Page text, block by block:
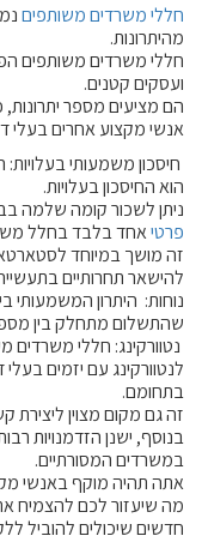
חללי משרדים משותפים
מהיתרונות.
חללי משרדים משותפים
ועסקים קטנים.
הם מציעים מספר יתרונות,
אנשי מקצוע אחרים בעלי
חיסכון משמעותי
הוא החיסכון בעלויות.
ניתן לשכור קומה שלמה
פרטיאחד בלבד בחלל
זה מושך במיוחד
להישאר תחרותיים
נוחות: היתרון המשמעותי
שהתשלום מתחלק בין
נטוורקינג: חללי
לנטוורקינג עם יזמים
בתחומם.
זה גם מקום מצוין ליצירת
בנוסף, ישנן הזדמנויות
במשרדים המסורתיים.
אתה תהיה מוקף באנשי
מה שיעזור לכם להצמיח
חדשים שיכולים להוביל